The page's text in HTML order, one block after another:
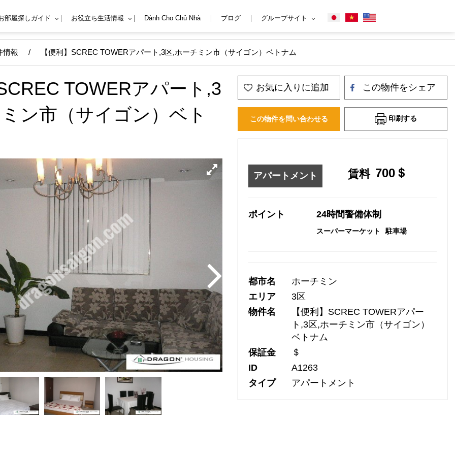
部屋探しガイド お役立ち生活情報 Dành Cho Chủ Nhà ブログ グループサイト
情報 / 【便利】SCREC TOWERアパート,3区,ホーチミン市（サイゴン）ベトナム
TOWERアパート,3
ン市（サイゴン）ベト
お気に入りに追加 この物件をシェア
この物件を問い合わせる 印刷する
アパートメント 賃料 700＄
ポイント 24時間警備体制
スーパーマーケット 駐車場
都市名
ホーチミン
エリア
3区
物件名
【便利】SCREC TOWERアパー
ト,3区,ホーチミン市（サイゴン）
ベトナム
保証金
＄
ID
A1263
タイプ
アパートメント